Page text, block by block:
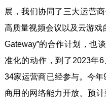
展，我们协同了三大运营
高质量视频会议以及云游戏
Gateway”的合作计划，也
准化的动作，到了2023年
34家运营商已经参与。今
商用的网络能力开放。预